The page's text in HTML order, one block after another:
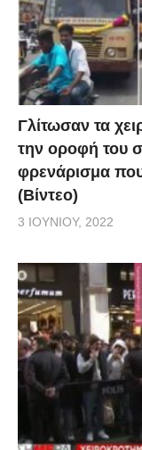
Γλίτωσαν τα
την οροφή του
φρενάρισμα
(Βίντεο)
3 ΙΟΥΝΊΟΥ, 2022